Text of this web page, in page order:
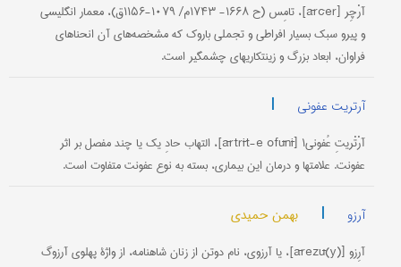
آرْچِر [ārčer]، تامِس (ح ۱۶۶۸- ۱۷۴۳م/ ۱۰۷۹-۱۱۵۶ق)، معمار انگلیسی
و پیرو سبک بسیار افراطی و تجملی باروک که مشخصه‌های آن انحناهای
فراوان، ابعاد بزرگ و زینتکاریهای چشمگیر است.
آرتریت عفونی |
آرْتْریتِ عُفونی۱ [ārtrīt-e ofūnī]، التهاب حادِ یک یا چند مفصل بر اثر
عفونت. علامتها و درمان این بیماری، بسته به نوع عفونت متفاوت است.
آرزو | بهمن حمیدی
آرِزو [ārezū(y)]، یا آرزوی، نام دوتن از زنان شاهنامه، از واژۀ پهلوی آرزوگ